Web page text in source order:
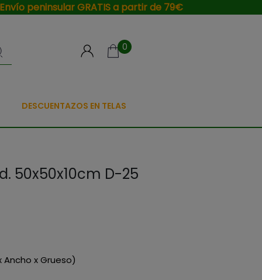
Envío peninsular GRATIS a partir de 79€
0
DESCUENTAZOS EN TELAS
50x50x10cm D-25
Ancho x Grueso)